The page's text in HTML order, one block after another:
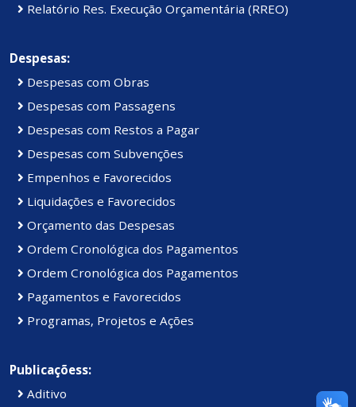
Relatório Res. Execução Orçamentária (RREO)
Despesas:
Despesas com Obras
Despesas com Passagens
Despesas com Restos a Pagar
Despesas com Subvenções
Empenhos e Favorecidos
Liquidações e Favorecidos
Orçamento das Despesas
Ordem Cronológica dos Pagamentos
Ordem Cronológica dos Pagamentos
Pagamentos e Favorecidos
Programas, Projetos e Ações
Publicaçõess:
Aditivo